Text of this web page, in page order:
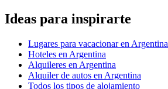
Ideas para inspirarte
Lugares para vacacionar en Argentina
Hoteles en Argentina
Alquileres en Argentina
Alquiler de autos en Argentina
Todos los tipos de alojamiento